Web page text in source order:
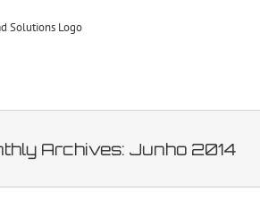
Archives: Junho 2014